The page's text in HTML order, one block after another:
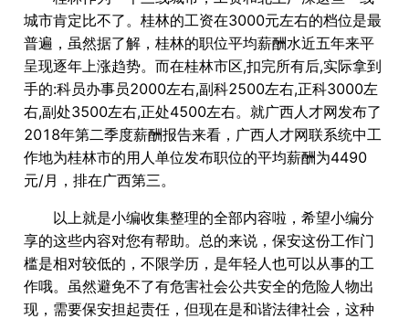
城市肯定比不了。桂林的工资在3000元左右的档位是最
普遍，虽然据了解，桂林的职位平均薪酬水近五年来平
呈现逐年上涨趋势。而在桂林市区,扣完所有后,实际拿到
手的:科员办事员2000左右,副科2500左右,正科3000左
右,副处3500左右,正处4500左右。就广西人才网发布了
2018年第二季度薪酬报告来看，广西人才网联系统中工
作地为桂林市的用人单位发布职位的平均薪酬为4490
元/月，排在广西第三。
以上就是小编收集整理的全部内容啦，希望小编分
享的这些内容对您有帮助。总的来说，保安这份工作门
槛是相对较低的，不限学历，是年轻人也可以从事的工
作哦。虽然避免不了有危害社会公共安全的危险人物出
现，需要保安担起责任，但现在是和谐法律社会，这种